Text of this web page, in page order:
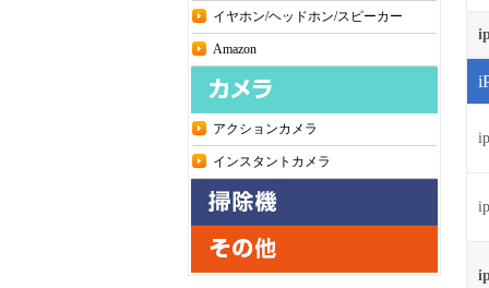
イヤホン/ヘッドホン/スピーカー
Amazon
アクションカメラ
インスタントカメラ